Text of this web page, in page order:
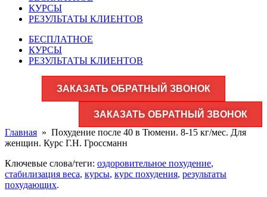
КУРСЫ
РЕЗУЛЬТАТЫ КЛИЕНТОВ
БЕСПЛАТНОЕ
КУРСЫ
РЕЗУЛЬТАТЫ КЛИЕНТОВ
ЗАКАЗАТЬ ОБРАТНЫЙ ЗВОНОК
ЗАКАЗАТЬ ОБРАТНЫЙ ЗВОНОК
Главная » Похудение после 40 в Тюмени. 8-15 кг/мес. Для
женщин. Курс Г.Н. Гроссманн
Ключевые слова/теги: оздоровительное похудение,
стабилизация веса, курсы, курс похудения, результаты
похудающих.